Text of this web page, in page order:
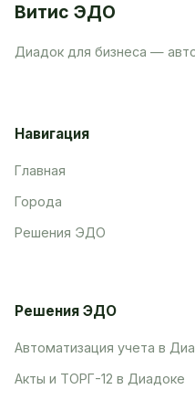
Витис ЭДО
Диадок для бизнеса —
Навигация
Главная
Города
Решения ЭДО
Решения ЭДО
Автоматизация учета в
Акты и ТОРГ-12 в Диадоке